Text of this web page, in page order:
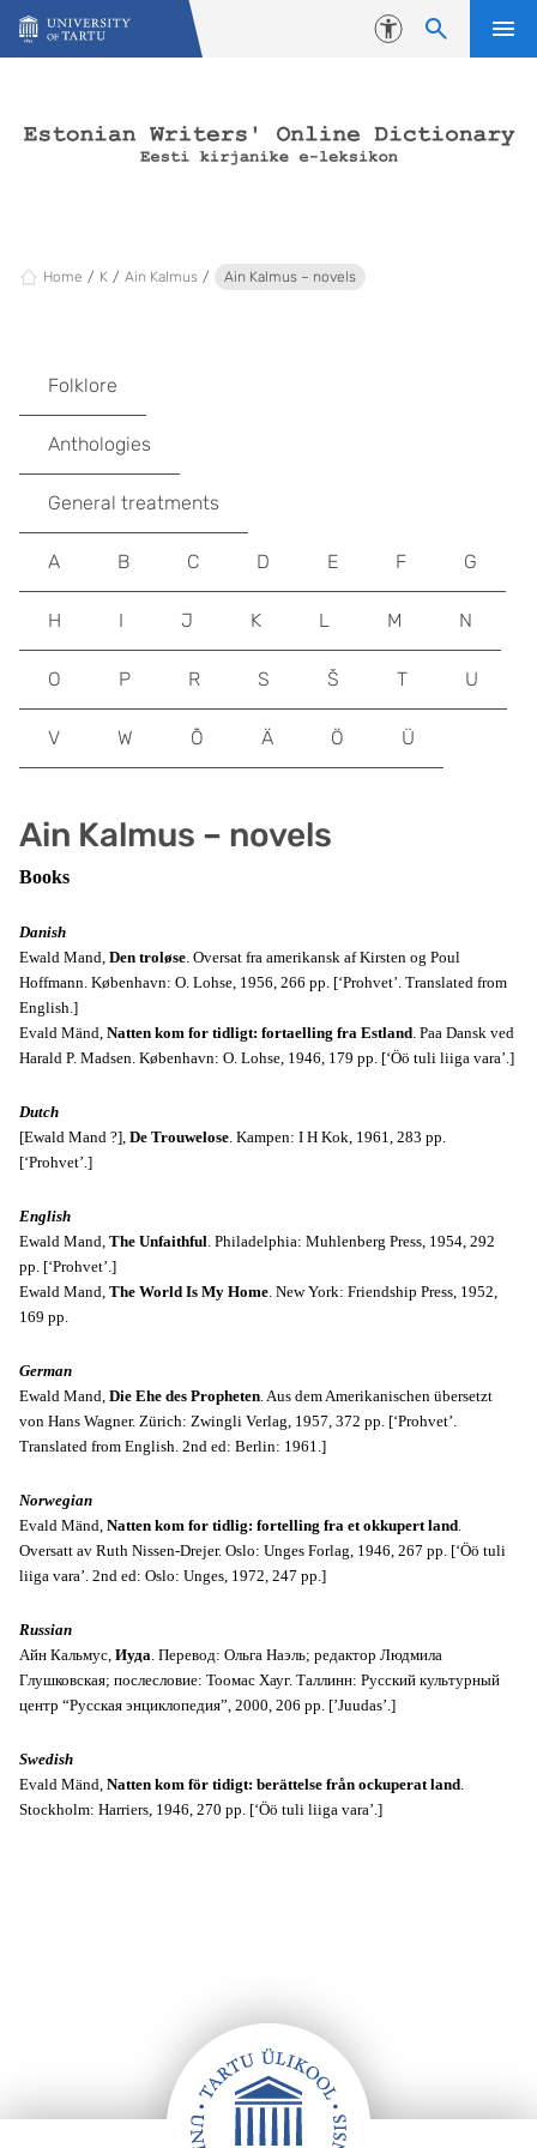
Skip to content
Accessibility
Home K Ain Kalmus Ain Kalmus – novels
Ain Kalmus – novels
Books
Danish
Ewald Mand, Den troløse. Oversat fra amerikansk af Kirsten og Poul
Hoffmann. København: O. Lohse, 1956, 266 pp. [‘Prohvet’. Translated from
English.]
Evald Mänd, Natten kom for tidligt: fortaelling fra Estland. Paa Dansk ved
Harald P. Madsen. København: O. Lohse, 1946, 179 pp. [‘Öö tuli liiga vara’.]
Dutch
[Ewald Mand ?], De Trouwelose. Kampen: I H Kok, 1961, 283 pp.
[‘Prohvet’.]
English
Ewald Mand, The Unfaithful. Philadelphia: Muhlenberg Press, 1954, 292
pp. [‘Prohvet’.]
Ewald Mand, The World Is My Home. New York: Friendship Press, 1952,
169 pp.
German
Ewald Mand, Die Ehe des Propheten. Aus dem Amerikanischen übersetzt
von Hans Wagner. Zürich: Zwingli Verlag, 1957, 372 pp. [‘Prohvet’.
Translated from English. 2nd ed: Berlin: 1961.]
Norwegian
Evald Mänd, Natten kom for tidlig: fortelling fra et okkupert land.
Oversatt av Ruth Nissen-Drejer. Oslo: Unges Forlag, 1946, 267 pp. [‘Öö tuli
liiga vara’. 2nd ed: Oslo: Unges, 1972, 247 pp.]
Russian
Айн Кальмус, Иуда. Перевод: Ольга Наэль; редактор Людмила
Глушковская; послесловие: Тоомас Хауг. Таллинн: Русский культурный
центр “Русская энциклопедия”, 2000, 206 pp. [’Juudas’.]
Swedish
Evald Mänd, Natten kom för tidigt: berättelse från ockuperat land.
Stockholm: Harriers, 1946, 270 pp. [‘Öö tuli liiga vara’.]
Folklore
Anthologies
General treatments
A B C D E F G
H I J K L M N
O P R S Š T U
V W Õ Ä Ö Ü